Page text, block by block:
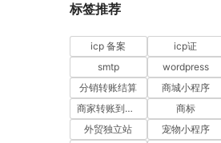
标签推荐
icp 备案 icp证
smtp
wordpress
分销转账结算
商城小程序
商家转账到零钱
商标
外贸独立站
宠物小程序